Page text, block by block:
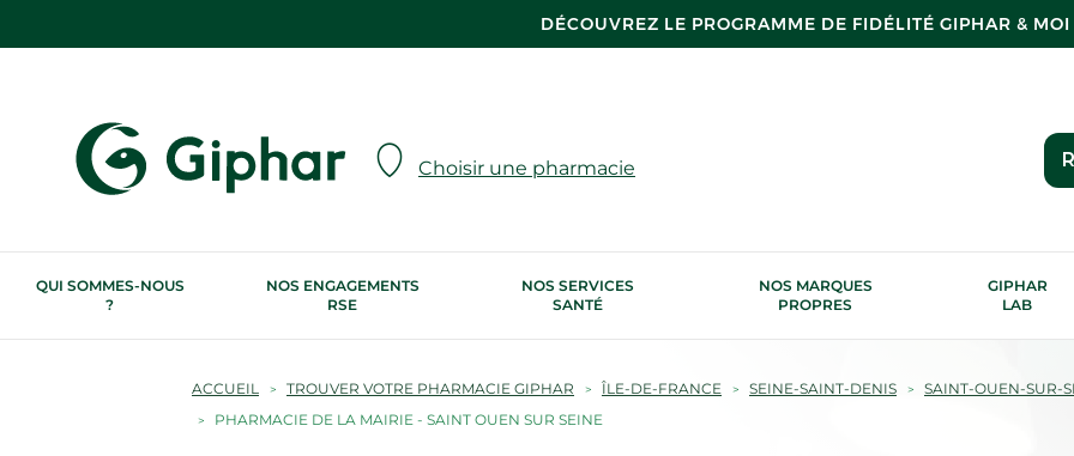
DÉCOUVREZ LE PROGRAMME DE FIDÉLITÉ GIPHAR & MOI
Choisir une pharmacie
QUI SOMMES-NOUS
?
NOS ENGAGEMENTS
RSE
NOS SERVICES
SANTÉ
NOS MARQUES
PROPRES
GIPHAR
LAB
ACCUEIL TROUVER VOTRE PHARMACIE GIPHAR ÎLE-DE-FRANCE SEINE-SAINT-DENIS
SAINT-OUEN-SUR-
PHARMACIE DE LA MAIRIE - SAINT OUEN SUR SEINE